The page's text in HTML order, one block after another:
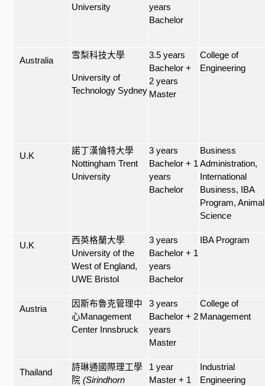
University
years
Bachelor
Australia
雪梨科技大學
University of
Technology Sydney
3.5 years
Bachelor +
2 years
Master
College of
Engineering
U.K
諾丁漢倫特大學
Nottingham Trent
University
3 years
Bachelor + 1
years
Bachelor
Business
Administration,
International
Business, IBA
Program, Animal
Science
U.K
西英格蘭大學
University of the
West of England,
UWE Bristol
3 years
Bachelor + 1
years
Bachelor
IBA Program
Austria
因斯布魯克管理中
心Management
Center Innsbruck
3 years
Bachelor + 2
years
Master
College of
Management
Thailand
詩琳通國際理工學
院(Sirindhorn
1 year
Master + 1
Industrial
Engineering